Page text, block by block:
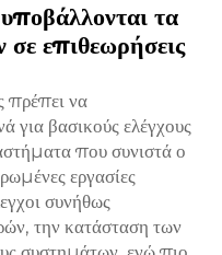
τα
επιθεωρήσεις
πρέπει να
για βασικούς ελέγχους
που συνιστά ο
εργασίες
συνήθως
την κατάσταση των